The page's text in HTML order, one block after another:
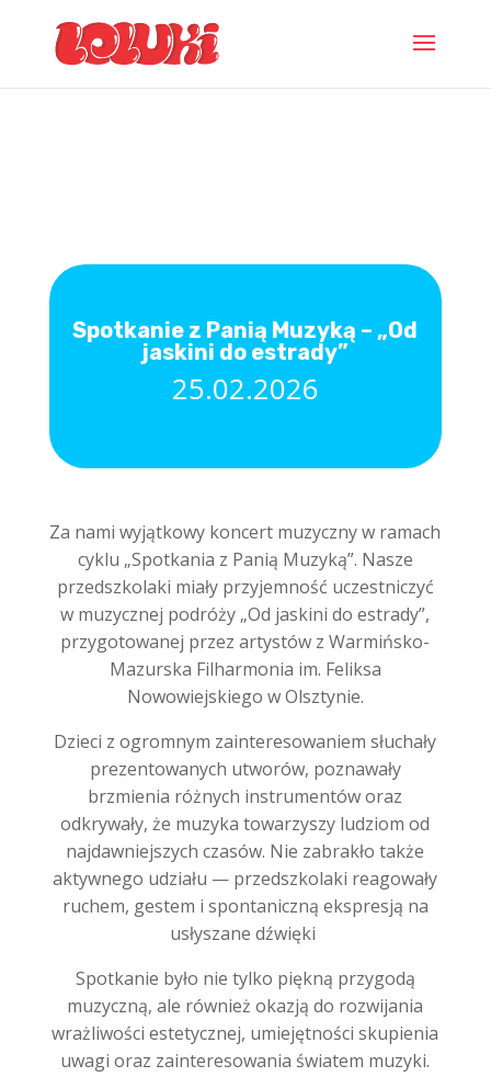
Spotkanie z Panią Muzyką – „Od
jaskini do estrady”
25.02.2026
Za nami wyjątkowy koncert muzyczny w ramach
cyklu „Spotkania z Panią Muzyką”. Nasze
przedszkolaki miały przyjemność uczestniczyć
w muzycznej podróży „Od jaskini do estrady”,
przygotowanej przez artystów z Warmińsko-
Mazurska Filharmonia im. Feliksa
Nowowiejskiego w Olsztynie.
Dzieci z ogromnym zainteresowaniem słuchały
prezentowanych utworów, poznawały
brzmienia różnych instrumentów oraz
odkrywały, że muzyka towarzyszy ludziom od
najdawniejszych czasów. Nie zabrakło także
aktywnego udziału — przedszkolaki reagowały
ruchem, gestem i spontaniczną ekspresją na
usłyszane dźwięki
Spotkanie było nie tylko piękną przygodą
muzyczną, ale również okazją do rozwijania
wrażliwości estetycznej, umiejętności skupienia
uwagi oraz zainteresowania światem muzyki.